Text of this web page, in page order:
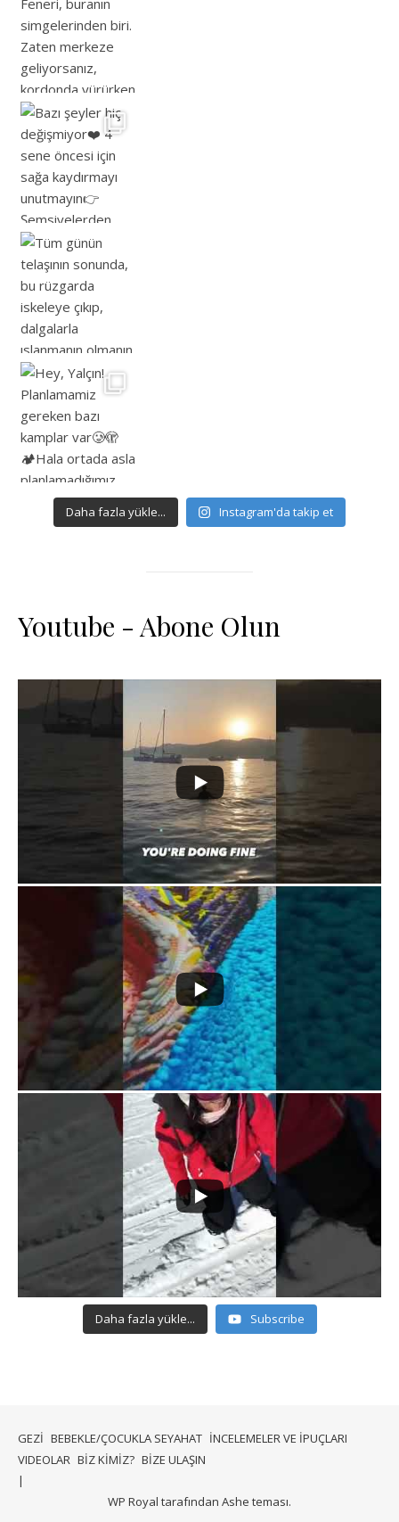
Daha fazla yükle... Instagram'da takip et
Youtube - Abone Olun
Daha fazla yükle... Subscribe
GEZİ BEBEKLE/ÇOCUKLA SEYAHAT İNCELEMELER VE İPUÇLARI
VIDEOLAR BİZ KİMİZ? BİZE ULAŞIN
WP Royal tarafından Ashe teması.